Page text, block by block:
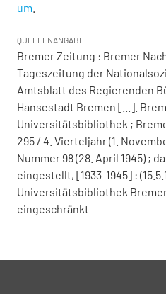
um
QUELLENANGABE
Bremer Zeitung : Bremer
Tageszeitung der
Amtsblatt des Regierenden
Hansestadt Bremen [...].
Universitätsbibliothek ;
295 / 4. Vierteljahr (1.
Nummer 98 (28. April 1945) ;
eingestellt, [1933-1945] :
Universitätsbibliothek
eingeschränkt